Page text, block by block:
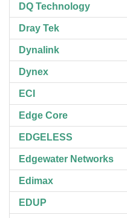
DQ Technology
Dray Tek
Dynalink
Dynex
ECI
Edge Core
EDGELESS
Edgewater Networks
Edimax
EDUP